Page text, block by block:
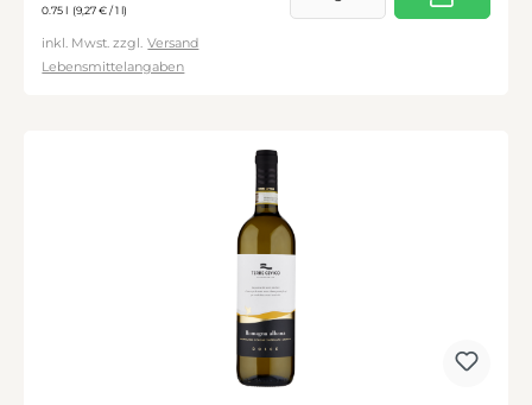
0.75 l (9,27 € / 1 l)
inkl. Mwst. zzgl. Versand
Lebensmittelangaben